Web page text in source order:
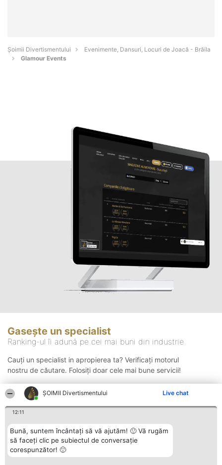
ŞOIMII Divertismentului Live chat
12:11
Bună, suntem încântați să vă ajutăm! 🙂 Vă rugăm
să faceți clic pe subiectul de conversație
corespunzător! 🙂
Şoimii Divertismentului
Evenimente, Dansuri, Locuri de Joacă - Brăila
Glamour Events
Gasește un specialist
Ranking-ul îi adună pe cei mai buni din industrie
Cauți un specialist in apropierea ta? Verificați motorul
nostru de căutare. Folosiți doar cele mai bune servicii!